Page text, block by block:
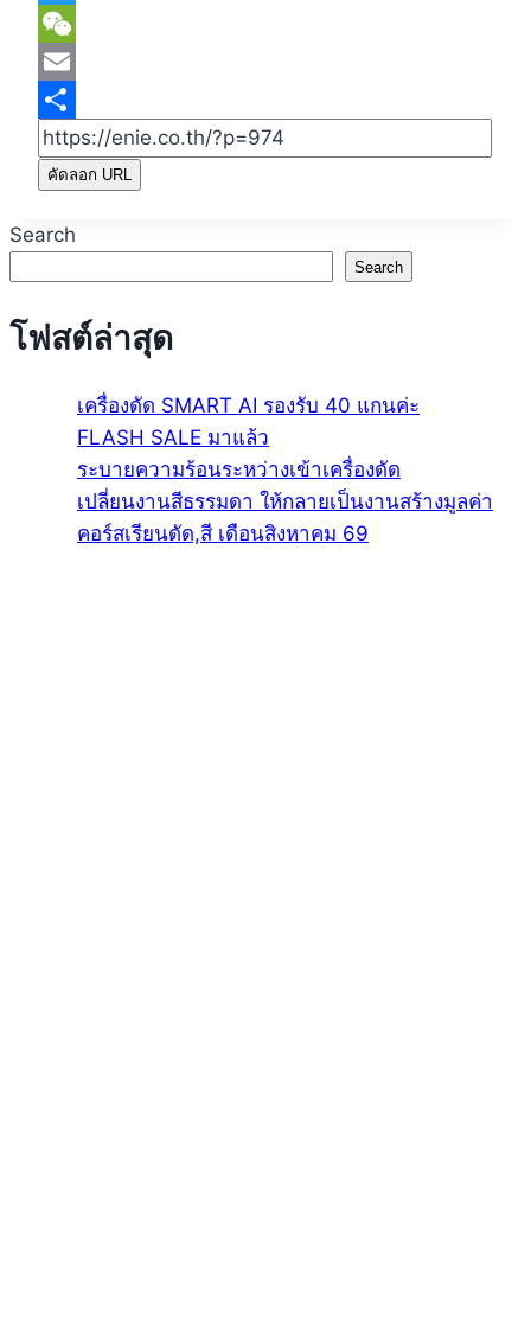
Twitter
WeChat
Email
Share
คัดลอก URL
Search
Search
โฟสต์ล่าสุด
เครื่องดัด SMART AI รองรับ 40 แกนค่ะ
FLASH SALE มาแล้ว
ระบายความร้อนระหว่างเข้าเครื่องดัด
เปลี่ยนงานสีธรรมดา ให้กลายเป็นงานสร้างมูลค่า
คอร์สเรียนดัด,สี เดือนสิงหาคม 69